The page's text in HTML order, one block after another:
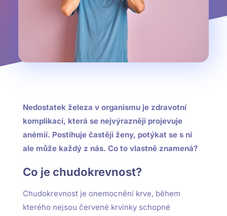
Nedostatek železa v organismu je zdravotní
komplikací, která se nejvýrazněji projevuje
anémií. Postihuje častěji ženy, potýkat se s ní
ale může každý z nás. Co to vlastně znamená?
Co je chudokrevnost?
Chudokrevnost je onemocnění krve, během
kterého nejsou červené krvinky schopné